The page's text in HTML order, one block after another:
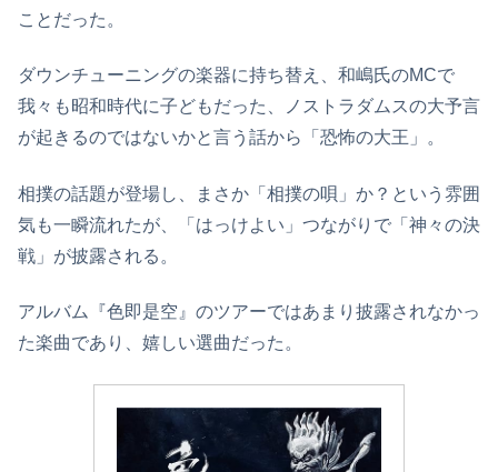
ことだった。
ダウンチューニングの楽器に持ち替え、和嶋氏のMCで
我々も昭和時代に子どもだった、ノストラダムスの大予言
が起きるのではないかと言う話から「恐怖の大王」。
相撲の話題が登場し、まさか「相撲の唄」か？という雰囲
気も一瞬流れたが、「はっけよい」つながりで「神々の決
戦」が披露される。
アルバム『色即是空』のツアーではあまり披露されなかっ
た楽曲であり、嬉しい選曲だった。